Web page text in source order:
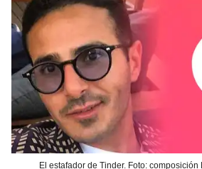
El estafador de Tinder. Foto: